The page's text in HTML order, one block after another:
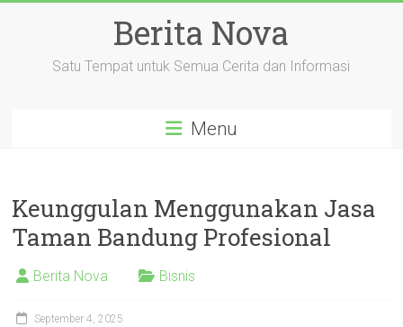
Berita Nova
Satu Tempat untuk Semua Cerita dan Informasi
Menu
Keunggulan Menggunakan Jasa
Taman Bandung Profesional
Berita Nova Bisnis
September 4, 2025